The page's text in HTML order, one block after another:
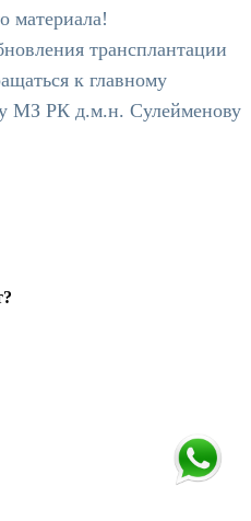
материала!
трансплантации
к главному
МЗ РК д.м.н. Сулейменову